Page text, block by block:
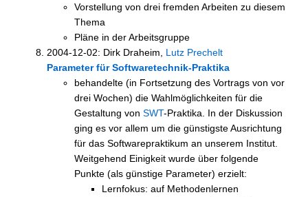
Vorstellung von drei fremden Arbeiten zu diesem
Thema
Pläne in der Arbeitsgruppe
2004-12-02: Dirk Draheim, Lutz Prechelt
Parameter für Softwaretechnik-Praktika
behandelte (in Fortsetzung des Vortrags von vor
drei Wochen) die Wahlmöglichkeiten für die
Gestaltung von SWT-Praktika. In der Diskussion
ging es vor allem um die günstigste Ausrichtung
für das Softwarepraktikum an unserem Institut.
Weitgehend Einigkeit wurde über folgende
Punkte (als günstige Parameter) erzielt:
Lernfokus: auf Methodenlernen